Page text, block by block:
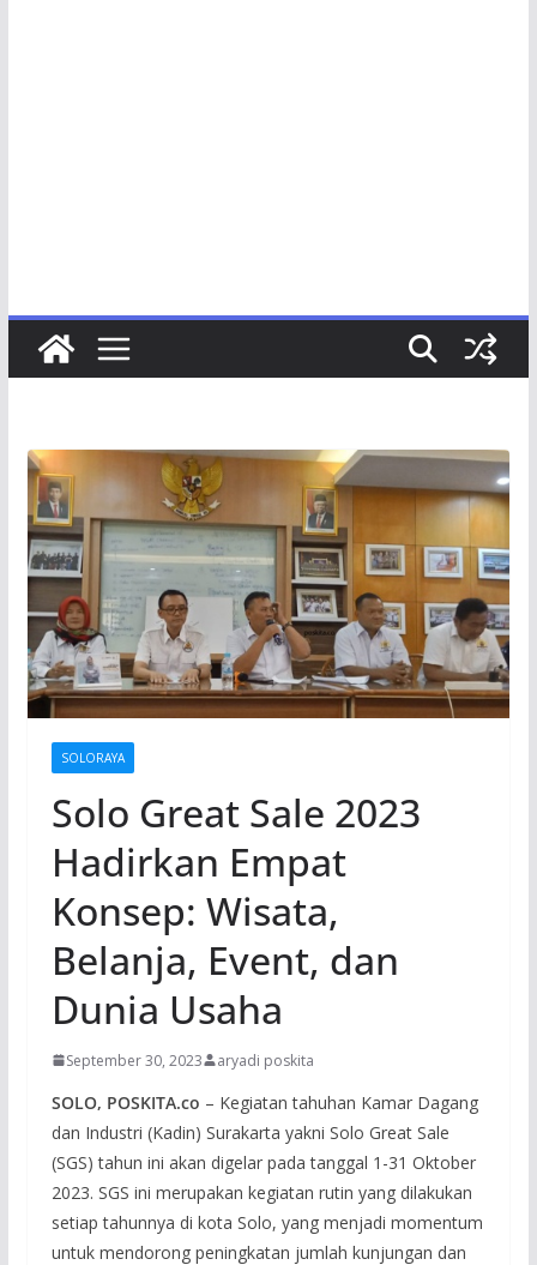
SOLORAYA
Solo Great Sale 2023
Hadirkan Empat
Konsep: Wisata,
Belanja, Event, dan
Dunia Usaha
September 30, 2023 aryadi poskita
SOLO, POSKITA.co – Kegiatan tahuhan Kamar Dagang
dan Industri (Kadin) Surakarta yakni Solo Great Sale
(SGS) tahun ini akan digelar pada tanggal 1-31 Oktober
2023. SGS ini merupakan kegiatan rutin yang dilakukan
setiap tahunnya di kota Solo, yang menjadi momentum
untuk mendorong peningkatan jumlah kunjungan dan